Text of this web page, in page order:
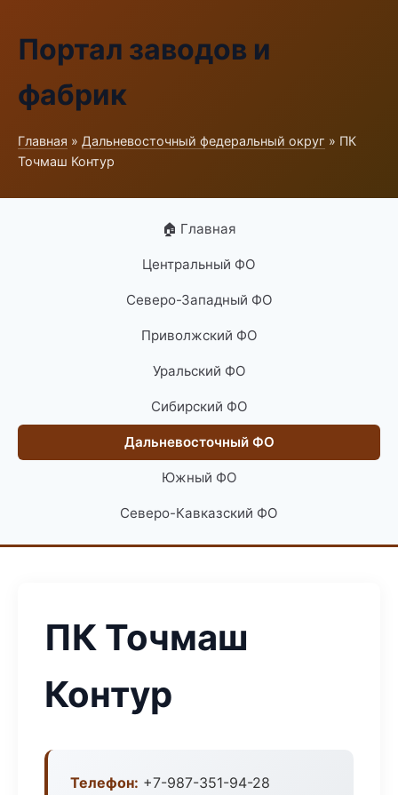
Портал заводов и
фабрик
Главная » Дальневосточный федеральный округ » ПК
Точмаш Контур
🏠 Главная
Центральный ФО
Северо-Западный ФО
Приволжский ФО
Уральский ФО
Сибирский ФО
Дальневосточный ФО
Южный ФО
Северо-Кавказский ФО
ПК Точмаш
Контур
Телефон: +7-987-351-94-28